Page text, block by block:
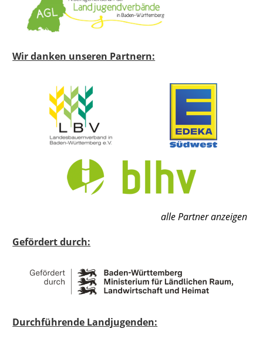
Wir danken unseren Partnern:
alle Partner anzeigen
Gefördert durch:
Durchführende Landjugenden: